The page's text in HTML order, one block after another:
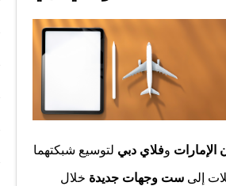
الإمارات وفلاي دبي لتوسيع شبكتهما
إلى ست وجهات جديدة خلال